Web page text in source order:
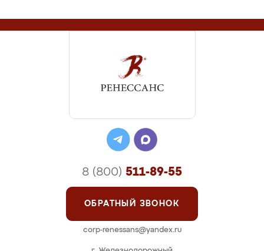
8 (800) 511-89-55
ОБРАТНЫЙ ЗВОНОК
corp-renessans@yandex.ru